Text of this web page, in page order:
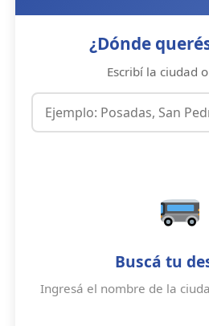
¿Dónde
Escribí la ciudad
Buscá tu
Ingresá el nombre de la